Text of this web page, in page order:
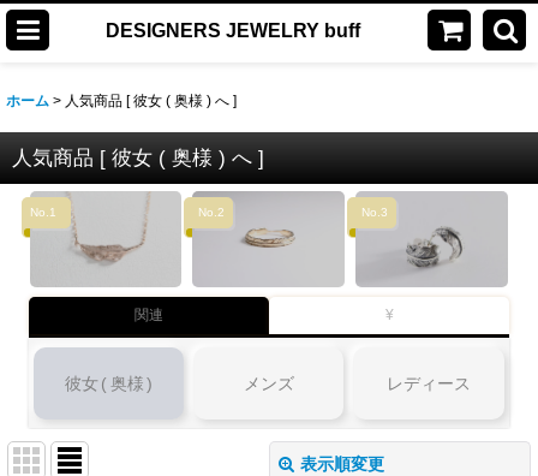
DESIGNERS JEWELRY buff
ホーム > 人気商品 [ 彼女 ( 奥様 ) へ ]
人気商品 [ 彼女 ( 奥様 ) へ ]
No.1 No.2 No.3
関連 ¥
彼女( 奥様) メンズ レディース
表示順変更